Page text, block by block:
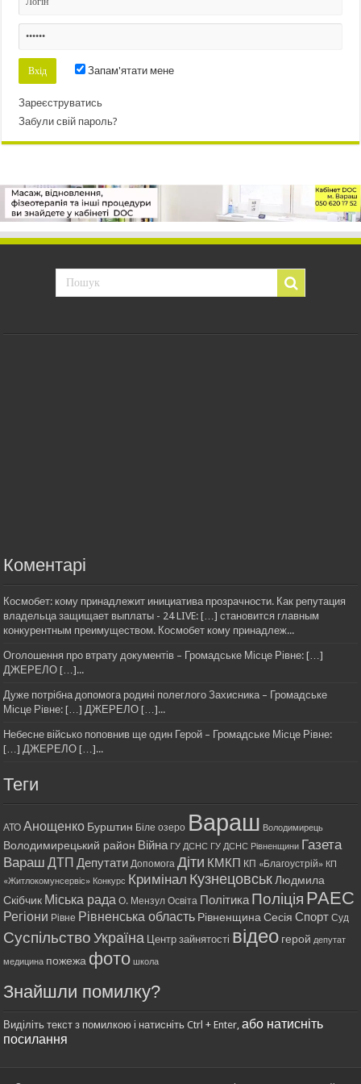
Запам'ятати мене
Зареєструватись
Забули свій пароль?
Коментарі
Космобет: кому принадлежит инициатива прозрачности. Как репутация
владельца защищает выплаты - 24 LIVE: […] становится главным
конкурентным преимуществом. Космобет кому принадлеж...
Оголошення про втрату документів – Громадське Місце Рівне: […]
ДЖЕРЕЛО […]...
Дуже потрібна допомога родині полеглого Захисника – Громадське
Місце Рівне: […] ДЖЕРЕЛО […]...
Небесне військо поповнив ще один Герой – Громадське Місце Рівне:
[…] ДЖЕРЕЛО […]...
Теги
АТО Анощенко Бурштин Біле озеро Вараш Володимирець
Володимирецький район Війна ГУ ДСНС ГУ ДСНС Рівненщини Газета
Вараш ДТП Депутати Допомога Діти КМКП КП «Благоустрій» КП
«Житлокомунсервіс» Конкурс Кримінал Кузнецовськ Людмила
Скібчик Міська рада О. Мензул Освіта ПолітикаПоліція РАЕС
Регіони Рівне Рівненська область Рівненщина Сесія Спорт Суд
Суспільство Україна Центр зайнятості відео герой депутат
медицина пожежа фото школа
Знайшли помилку?
Виділіть текст з помилкою і натисніть Ctrl + Enter,або натисніть
посилання